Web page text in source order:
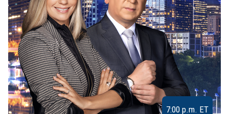
7:00 p.m. ET